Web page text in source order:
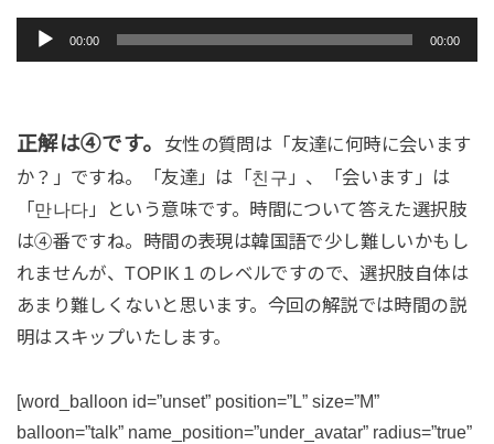
声
ー
ヤ
ー
00:00 00:00
正解は④です。
女性の質問は「友達に何時に会います
か？」ですね。「友達」は「친구」、「会います」は
「만나다」という意味です。時間について答えた選択肢
は④番ですね。時間の表現は韓国語で少し難しいかもし
れませんが、TOPIK１のレベルですので、選択肢自体は
あまり難しくないと思います。今回の解説では時間の説
明はスキップいたします。
[word_balloon id=”unset” position=”L” size=”M”
balloon=”talk” name_position=”under_avatar” radius=”true”